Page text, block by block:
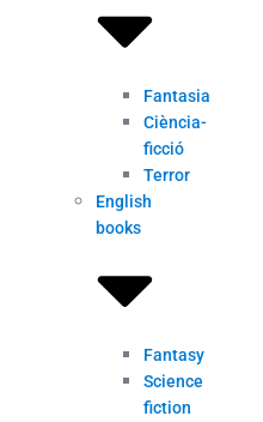
Fantasia
Ciència-
ficció
Terror
English
books
Fantasy
Science
fiction